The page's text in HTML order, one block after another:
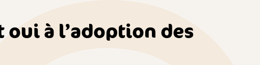
oui à l’adoption des